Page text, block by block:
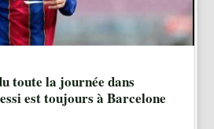
toute la journée dans
est toujours à Barcelone